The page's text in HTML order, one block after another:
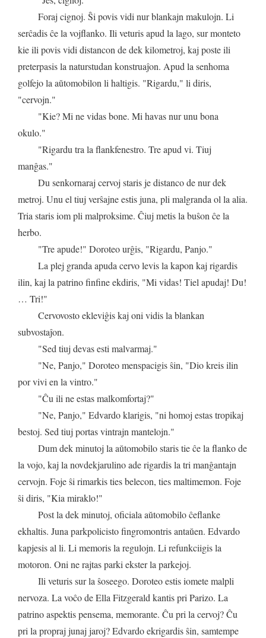
Foraj cignoj.Ŝipovisvidinurblankajnmakulojn.Li
serĉadisĉelavojflanko. Iliveturisapudlalago, surmonteto
kieilipovisvididistancondedekkilometroj, kaj posteili
preterpasislanaturstudankonstruaĵon. Apudlasenhoma
golfejolaaŭtomobilonlihaltigis. "Rigardu," lidiris,
"cervojn."
"Kie?Minevidasbone.Mihavasnurunubona
okulo."
"Rigardutralaflankfenestro.Treapudvi.Tiuj
manĝas."
Dusenkornaraj cervoj starisjedistancodenurdek
metroj. Unueltiuj verŝajneestisjuna, plimalgrandaollaalia.
Triastarisiomplimalproksime. Ĉiuj metislabuŝonĉela
herbo.
"Treapude!"Doroteourĝis, "Rigardu,Panjo."
Laplej grandaapudacervolevislakaponkaj rigardis
ilin, kaj lapatrinofinfineekdiris, "Mividas! Tielapudaj! Du!
… Tri!"
Cervovostoekleviĝiskaj onividislablankan
subvostaĵon.
"Sedtiuj devasestimalvarmaj."
"Ne,Panjo,"Doroteomenspacigisŝin, "Diokreisilin
porvivienlavintro."
"Ĉuilineestasmalkomfortaj?"
"Ne,Panjo,"Edvardoklarigis, "nihomoj estastropikaj
bestoj. Sedtiuj portasvintrajnmantelojn."
Dumdekminutoj laaŭtomobilostaristieĉelaflankode
lavojo, kaj lanovdekjarulinoaderigardislatrimanĝantajn
cervojn. Fojeŝirimarkistiesbelecon, tiesmaltimemon. Foje
ŝidiris, "Kiamiraklo!"
Postladekminutoj,oficialaaŭtomobiloĉeflanke
ekhaltis. Junaparkpolicistofingromontrisantaŭen. Edvardo
kapjesisalli. Limemorislaregulojn. Lirefunkciigisla
motoron. Oninerajtasparkieksterlaparkejoj.
Iliveturissurlaŝoseego.Doroteoestisiometemalpli
nervoza. LavoĉodeEllaFitzgeraldkantispriParizo. La
patrinoaspektispensema, memorante. Ĉuprilacervoj?Ĉu
prilapropraj junaj jaroj?Edvardoekrigardisŝin, samtempe